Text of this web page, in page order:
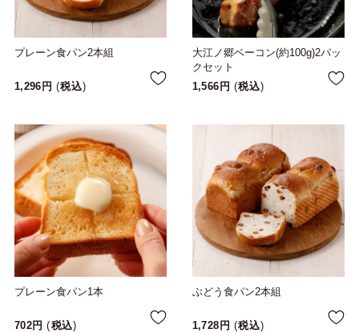
プレーン食パン2本組
1,296 税込
大江ノ郷ベーコン(約100g)2パッ
クセット
1,566
税込
プレーン食パン1本
702 税込
ぶどう食パン2本組
1,728 税込